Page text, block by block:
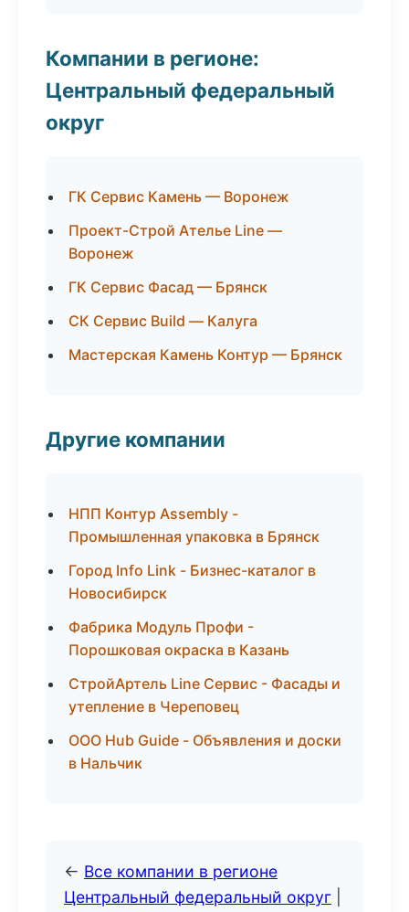
Компании в регионе:
Центральный федеральный
округ
ГК Сервис Камень — Воронеж
Проект-Строй Ателье Line —
Воронеж
ГК Сервис Фасад — Брянск
СК Сервис Build — Калуга
Мастерская Камень Контур — Брянск
Другие компании
НПП Контур Assembly -
Промышленная упаковка в Брянск
Город Info Link - Бизнес-каталог в
Новосибирск
Фабрика Модуль Профи -
Порошковая окраска в Казань
СтройАртель Line Сервис - Фасады и
утепление в Череповец
ООО Hub Guide - Объявления и доски
в Нальчик
← Все компании в регионе
Центральный федеральный округ